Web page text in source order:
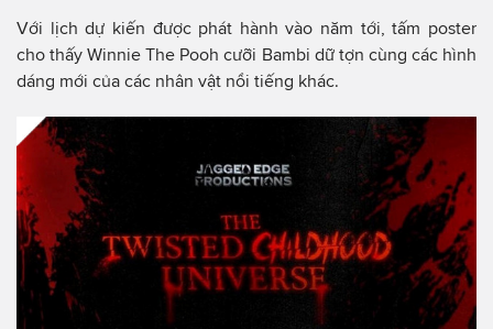
Với lịch dự kiến được phát hành vào năm tới, tấm poster
cho thấy Winnie The Pooh cưỡi Bambi dữ tợn cùng các hình
dáng mới của các nhân vật nổi tiếng khác.